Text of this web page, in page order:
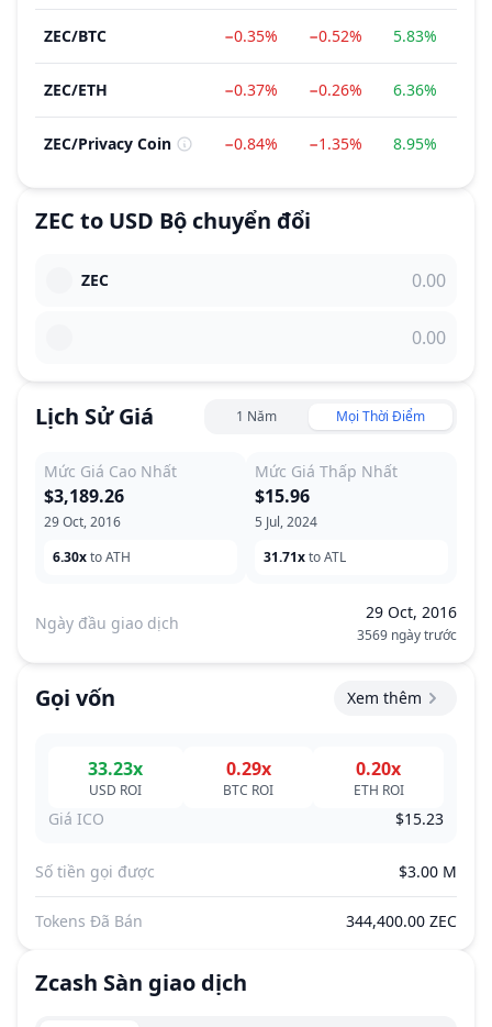
ZEC/BTC −0.35% −0.52% 5.83%
ZEC/ETH −0.37% −0.26% 6.36%
ZEC/Privacy Coin −0.84% −1.35% 8.95%
ZEC to USD Bộ chuyển đổi
ZEC
Lịch Sử Giá 1 Năm Mọi Thời Điểm
Mức Giá Cao Nhất
29 Oct, 2016
$3,189.26
6.30xto ATH
Mức Giá Thấp Nhất
5 Jul, 2024
$15.96
31.71xto ATL
Ngày đầu giao dịch
29 Oct, 2016
3569 ngày trước
Gọi vốn Xem thêm
33.23x
USD ROI
0.29x
BTC ROI
0.20x
ETH ROI
Giá ICO $15.23
Số tiền gọi được $3.00 M
Tokens Đã Bán 344,400.00 ZEC
Zcash Sàn giao dịch